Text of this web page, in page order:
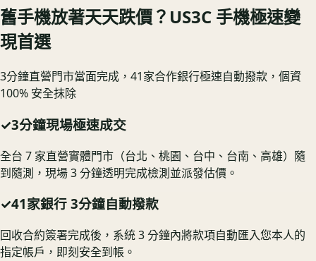
舊手機放著天天跌價？US3C 手機極速變
現首選
3分鐘直營門市當面完成，41家合作銀行極速自動撥款，個資
100% 安全抹除
✓3分鐘現場極速成交
全台 7 家直營實體門市（台北、桃園、台中、台南、高雄）隨
到隨測，現場 3 分鐘透明完成檢測並派發估價。
✓41家銀行 3分鐘自動撥款
回收合約簽署完成後，系統 3 分鐘內將款項自動匯入您本人的
指定帳戶，即刻安全到帳。